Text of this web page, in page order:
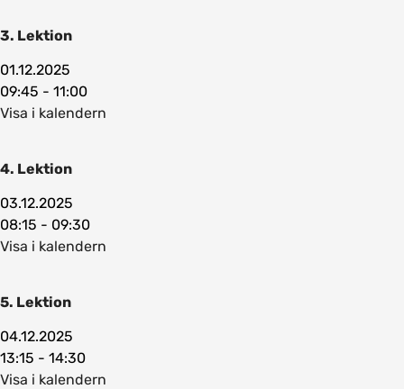
3. Lektion
01.12.2025
09:45 - 11:00
Visa i kalendern
4. Lektion
03.12.2025
08:15 - 09:30
Visa i kalendern
5. Lektion
04.12.2025
13:15 - 14:30
Visa i kalendern